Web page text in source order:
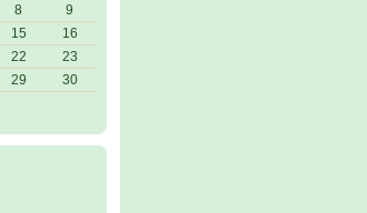
8
9
15
16
22
23
29
30